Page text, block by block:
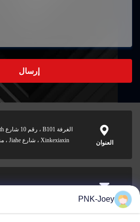
إرسال
العنوان
Xinkexiaxin ، شارع Jiahe ، منطقة Baiyun ، قوانغتشو
البريد
xianzhihao@gzxingchao.infoPNK-Joey